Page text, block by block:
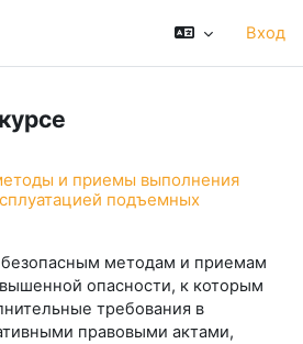
Вход
и приемы выполнения
подъемных
методам и приемам
опасности, к которым
требования в
правовыми актами,